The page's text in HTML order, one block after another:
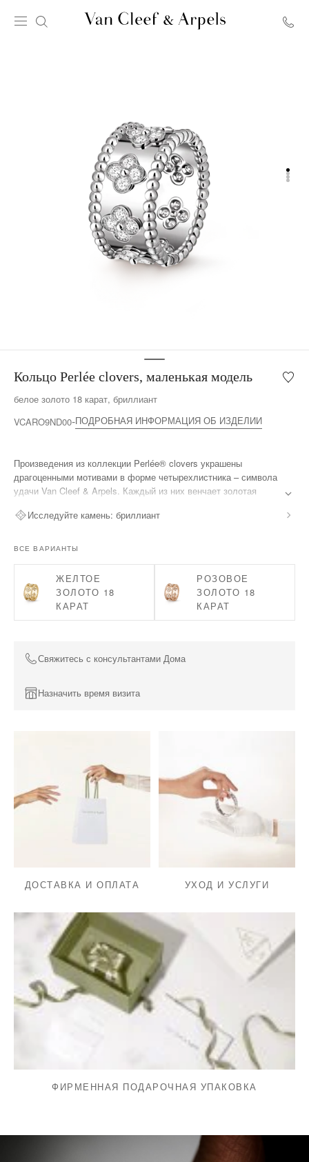
Кольцо Perlée clovers, маленькая модель
белое золото 18 карат, бриллиант
Мой
VCARO9ND00 ПОДРОБНАЯ ИНФОРМАЦИЯ ОБ ИЗДЕЛИИ
Произведения из коллекции Perlée® clovers украшены
драгоценными мотивами в форме четырехлистника – символа
удачи Van Cleef & Arpels. Каждый из них венчает золотая
Кольцо Perlée clovers, белое золото 18 карат с родиевым
Исследуйте камень: бриллиант
ВСЕ ВАРИАНТЫ
ЖЕЛТОЕ
ЗОЛОТО 18
КАРАТ
РОЗОВОЕ
ЗОЛОТО 18
КАРАТ
Свяжитесь с консультантами Дома
Назначить время визита
ДОСТАВКА И ОПЛАТА УХОД И УСЛУГИ
ФИРМЕННАЯ ПОДАРОЧНАЯ УПАКОВКА